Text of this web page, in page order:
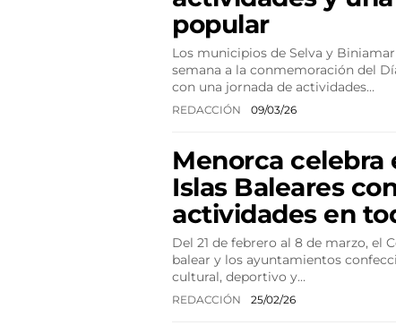
popular
Los municipios de Selva y
semana a la conmemoración del
con una jornada de actividades…
REDACCIÓN 09/03/26
Menorca celebra
Islas Baleares
actividades en
Del 21 de febrero al 8 de marzo, el
balear y los ayuntamientos
cultural, deportivo y…
REDACCIÓN 25/02/26